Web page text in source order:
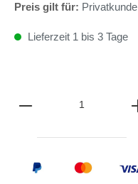
Preis gilt für: Privatkunde
Lieferzeit 1 bis 3 Tage